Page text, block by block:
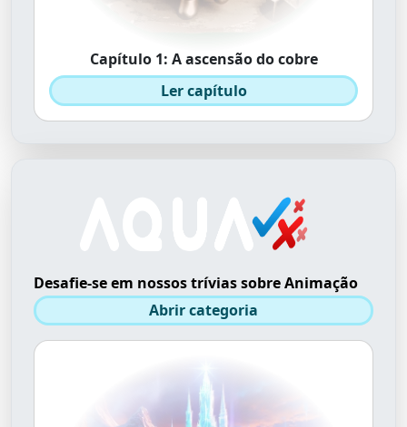
Capítulo 1: A ascensão do cobre
Ler capítulo
Desafie-se em nossos trívias sobre Animação
Abrir categoria